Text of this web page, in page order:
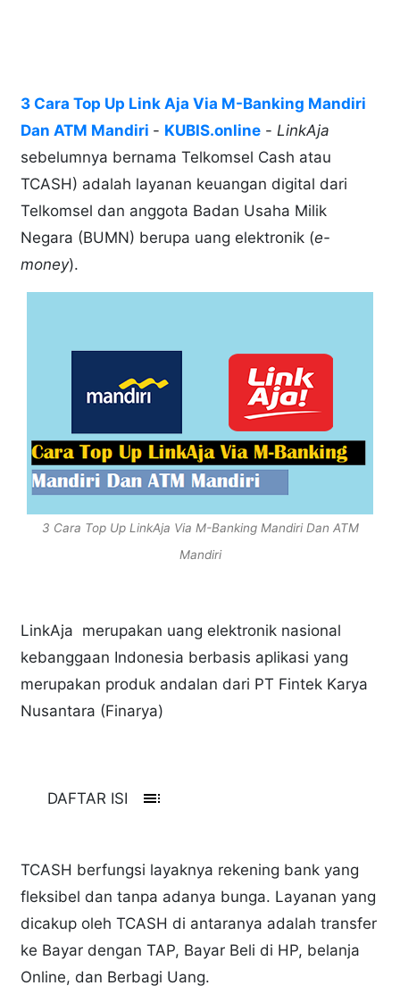
3 Cara Top Up Link Aja Via M-Banking Mandiri
Dan ATM Mandiri - KUBIS.online -LinkAja
sebelumnya bernama Telkomsel Cash atau
TCASH) adalah layanan keuangan digital dari
Telkomsel dan anggota Badan Usaha Milik
Negara (BUMN) berupa uang elektronik (e-
money).
3 Cara Top Up LinkAja Via M-Banking Mandiri Dan ATM
Mandiri
LinkAja merupakan uang elektronik nasional
kebanggaan Indonesia berbasis aplikasi yang
merupakan produk andalan dari PT Fintek Karya
Nusantara (Finarya)
DAFTAR ISI toc
TCASH berfungsi layaknya rekening bank yang
fleksibel dan tanpa adanya bunga. Layanan yang
dicakup oleh TCASH di antaranya adalah transfer
ke Bayar dengan TAP, Bayar Beli di HP, belanja
Online, dan Berbagi Uang.